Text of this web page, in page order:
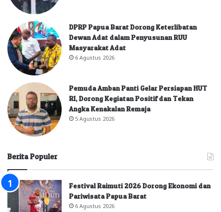
DPRP Papua Barat Dorong Keterlibatan
Dewan Adat dalam Penyusunan RUU
Masyarakat Adat
6 Agustus 2026
Pemuda Amban Panti Gelar Persiapan HUT
RI, Dorong Kegiatan Positif dan Tekan
Angka Kenakalan Remaja
5 Agustus 2026
Berita Populer
Festival Raimuti 2026 Dorong Ekonomi dan
Pariwisata Papua Barat
6 Agustus 2026